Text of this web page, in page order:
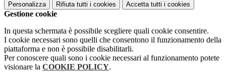
Personalizza Rifiuta tutti i cookies Accetta tutti i cookies
Gestione cookie
In questa schermata è possibile scegliere quali cookie consentire.
I cookie necessari sono quelli che consentono il funzionamento della
piattaforma e non è possibile disabilitarli.
Per conoscere quali sono i cookie necessari al funzionamento potete
visionare la COOKIE POLICY.